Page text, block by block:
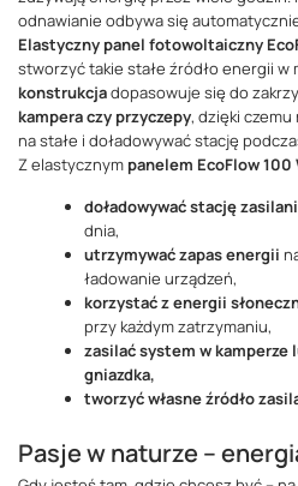
odnawianie odbywa się
Elastyczny panel fotowoltaiczny
stworzyć takie stałe źródło energii w
konstrukcjadopasowuje się do
kampera czy przyczepy, dzięki
na stałe i doładowywać stację
Z elastycznym panelem EcoFlow 100
doładowywać stację
dnia,
utrzymywać zapas energii
ładowanie urządzeń,
korzystać z energii
przy każdym zatrzymaniu,
zasilać system w kamperze
gniazdka,
tworzyć własne źródło
Pasje w naturze –